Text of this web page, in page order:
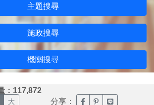
主題搜尋
施政搜尋
機關搜尋
：117,872
大 分享： 臉書分享(另開新視窗)
噗浪分享(另開新
Line分享(另